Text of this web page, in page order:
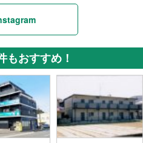
もおすすめ！